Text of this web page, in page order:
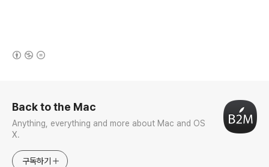
Back to the Mac
Anything, everything and more about Mac and OS
X.
구독하기